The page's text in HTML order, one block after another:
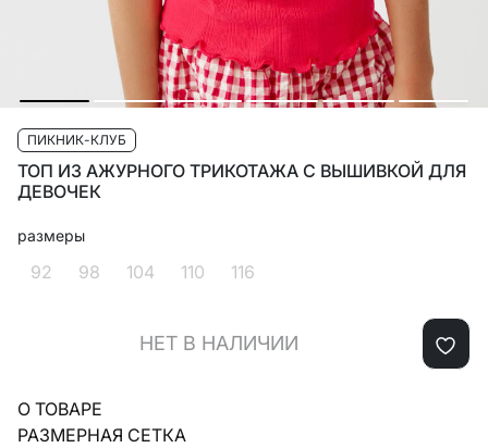
ПИКНИК-КЛУБ
ТОП ИЗ АЖУРНОГО ТРИКОТАЖА С ВЫШИВКОЙ ДЛЯ
ДЕВОЧЕК
размеры
92 98 104 110 116
НЕТ В НАЛИЧИИ
О ТОВАРЕ
РАЗМЕРНАЯ СЕТКА